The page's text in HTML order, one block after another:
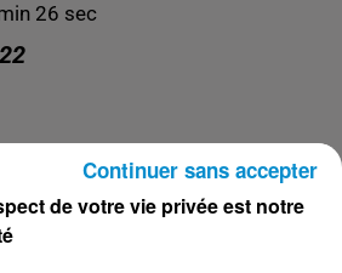
26 sec
de l'éducation et du bien être !
de votre vie privée est notre
Continuer sans accepter